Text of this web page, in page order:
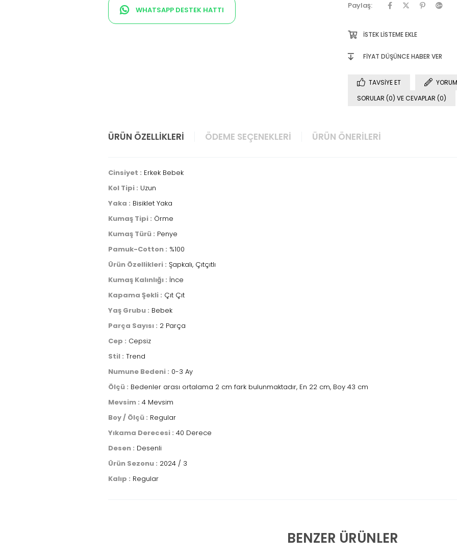
WHATSAPP DESTEK HATTI Paylaş:
İSTEK LISTEME EKLE
FIYAT DÜŞÜNCE HABER VER
TAVSIYE ET
SORULAR (0) VE CEVAPLAR (0)
ÜRÜN ÖZELLIKLERI ÖDEME SEÇENEKLERI ÜRÜN ÖNERILERI
Cinsiyet : Erkek Bebek
Kol Tipi : Uzun
Yaka : Bisiklet Yaka
Kumaş Tipi : Örme
Kumaş Türü : Penye
Pamuk-Cotton : %100
Ürün Özellikleri : Şapkalı, Çıtçıtlı
Kumaş Kalınlığı : İnce
Kapama Şekli : Çıt Çıt
Yaş Grubu : Bebek
Parça Sayısı : 2 Parça
Cep : Cepsiz
Stil : Trend
Numune Bedeni : 0-3 Ay
Ölçü : Bedenler arası ortalama 2 cm fark bulunmaktadır, En 22 cm, Boy 43 cm
Mevsim : 4 Mevsim
Boy / Ölçü : Regular
Yıkama Derecesi : 40 Derece
Desen : Desenli
Ürün Sezonu : 2024 / 3
Kalıp : Regular
BENZER ÜRÜNLER